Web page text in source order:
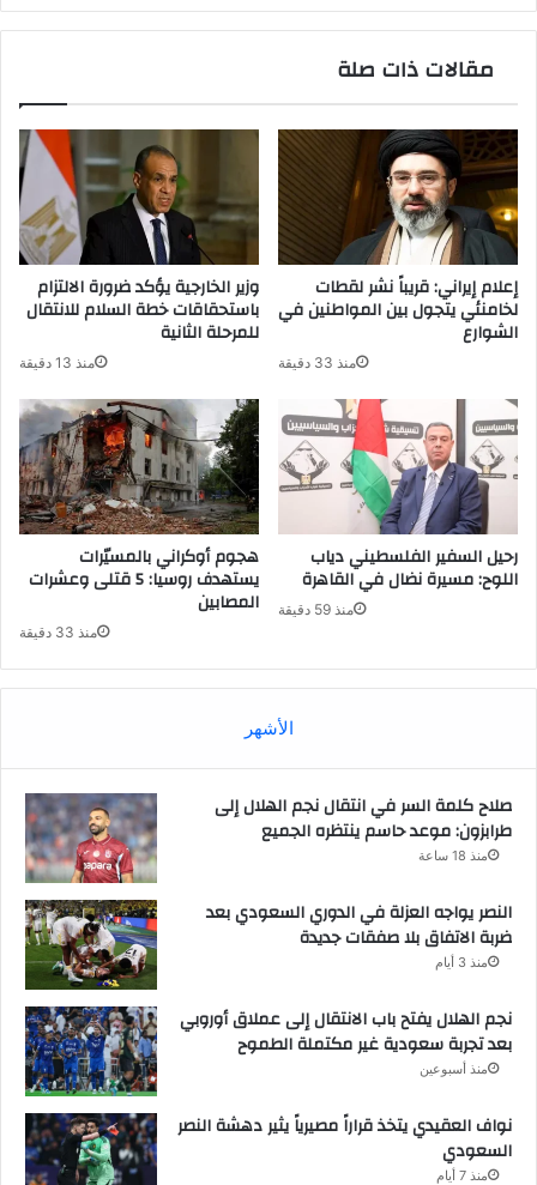
مقالات ذات صلة
وزير الخارجية يؤكد ضرورة الالتزام
باستحقاقات خطة السلام للانتقال
للمرحلة الثانية
منذ 13 دقيقة
إعلام إيراني: قريباً نشر لقطات
لخامنئي يتجول بين المواطنين في
الشوارع
منذ 33 دقيقة
هجوم أوكراني بالمسيّرات
يستهدف روسيا: 5 قتلى وعشرات
المصابين
منذ 33 دقيقة
رحيل السفير الفلسطيني دياب
اللوح: مسيرة نضال في القاهرة
منذ 59 دقيقة
الأشهر
صلاح كلمة السر في انتقال نجم الهلال إلى
طرابزون: موعد حاسم ينتظره الجميع
منذ 18 ساعة
النصر يواجه العزلة في الدوري السعودي بعد
ضربة الاتفاق بلا صفقات جديدة
منذ 3 أيام
نجم الهلال يفتح باب الانتقال إلى عملاق أوروبي
بعد تجربة سعودية غير مكتملة الطموح
منذ أسبوعين
نواف العقيدي يتخذ قراراً مصيرياً يثير دهشة النصر
السعودي
منذ 7 أيام